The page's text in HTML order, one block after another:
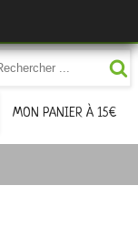
MON PANIER À 15€